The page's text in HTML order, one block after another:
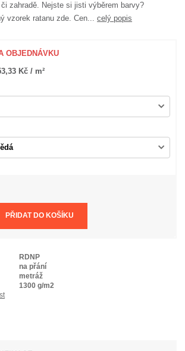
zahradě. Nejste si jisti výběrem barvy?
vzorek ratanu zde. Cen...celý popis
OBJEDNÁVKU
Kč / m²
PŘIDAT DO KOŠÍKU
RDNP
na přání
metráž
1300 g/m2